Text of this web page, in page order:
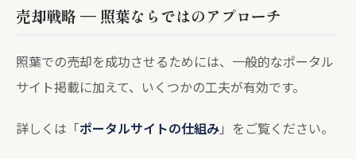
売却戦略 — 照葉ならではのアプローチ
照葉での売却を成功させるためには、一般的なポータル
サイト掲載に加えて、いくつかの工夫が有効です。
詳しくは「ポータルサイトの仕組み」をご覧ください。